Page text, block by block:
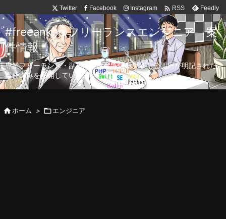
Twitter Facebook Instagram  RSS Feedly
#freeanken フリーランスエンジニア 案
件情報
専業フリーランス・副業向け案件を毎日更新！公開日が明記された
案件のみを公開しています。
ホーム > エンジニア